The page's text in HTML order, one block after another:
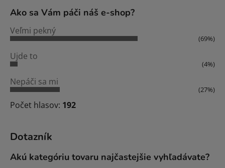
Ako sa Vám páči náš e-shop?
Veľmi pekný
(69%)
Ujde to
(4%)
Nepáči sa mi
(27%)
Počet hlasov: 192
Dotazník
Akú kategóriu tovaru najčastejšie vyhľadávate?